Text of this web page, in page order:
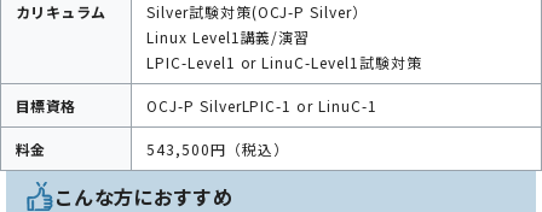
カリキュラム
Silver試験対策(OCJ-P Silver）
Linux Level1講義/演習
LPIC-Level1 or LinuC-Level1試験対策
目標資格 OCJ-P SilverLPIC-1 or LinuC-1
料金 543,500円（税込）
こんな方におすすめ